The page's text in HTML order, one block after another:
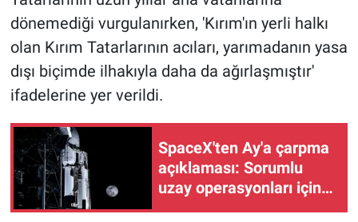
dönemediği vurgulanırken, 'Kırım'ın yerli halkı
olan Kırım Tatarlarının acıları, yarımadanın yasa
dışı biçimde ilhakıyla daha da ağırlaşmıştır'
ifadelerine yer verildi.
SpaceX'ten Ay'a çarpma
açıklaması: Sorumlu
uzay operasyonları için